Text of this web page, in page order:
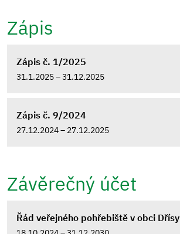
Zápis
Zápis č. 1/2025
31.1.2025 – 31.12.2025
Zápis č. 9/2024
27.12.2024 – 27.12.2025
Závěrečný účet
Řád veřejného pohřebiště v obci Dřísy